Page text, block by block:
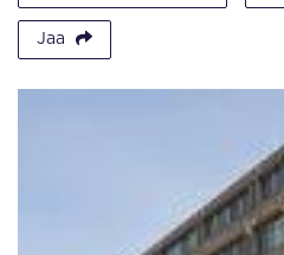
Jaa